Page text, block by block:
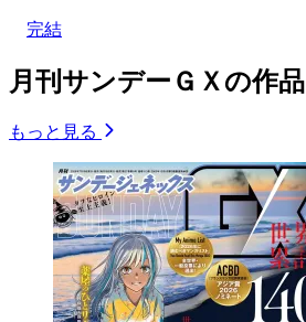
完結
月刊サンデーＧＸの作品
もっと見る